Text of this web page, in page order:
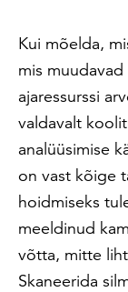
Kui mõelda,
mis
ajaressurssi
valdavalt
analüüsimise
on vast kõige
hoidmiseks
meeldinud
võtta, mitte
Skaneerida